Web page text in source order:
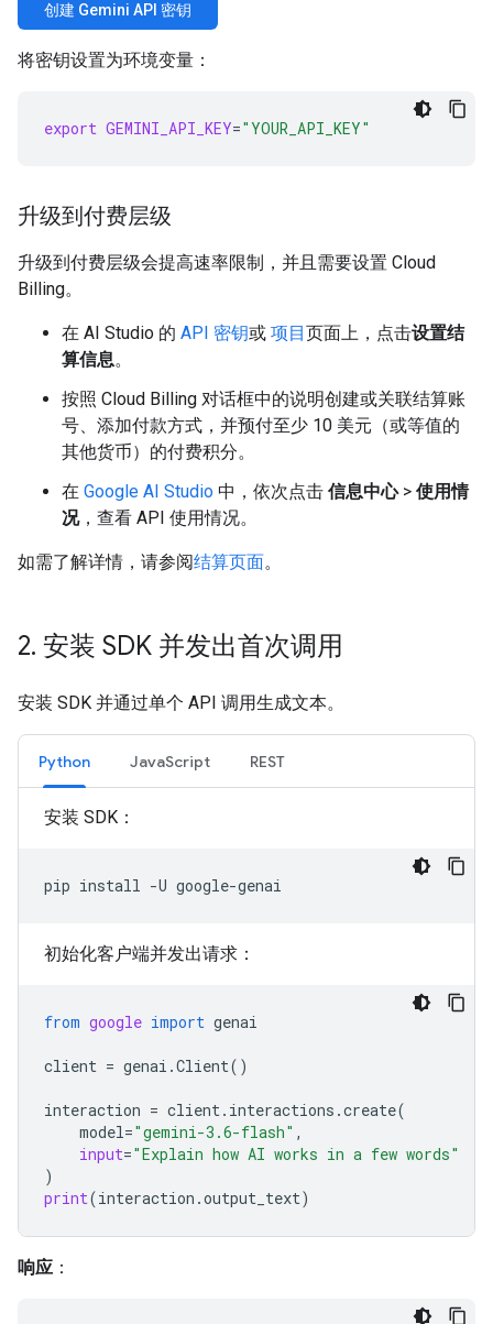
创建 Gemini API 密钥
将密钥设置为环境变量：
export GEMINI_API_KEY="YOUR_API_KEY"
升级到付费层级
升级到付费层级会提高速率限制，并且需要设置 Cloud
Billing。
在 AI Studio 的 API 密钥或 项目页面上，点击设置结
算信息。
按照 Cloud Billing 对话框中的说明创建或关联结算账
号、添加付款方式，并预付至少 10 美元（或等值的
其他货币）的付费积分。
在 Google AI Studio 中，依次点击 信息中心> 使用情
况，查看 API 使用情况。
如需了解详情，请参阅结算页面。
2. 安装 SDK 并发出首次调用
安装 SDK 并通过单个 API 调用生成文本。
Python JavaScript REST
安装 SDK：
pip install -U
初始化客户端并发出请求：
from google import genai
client = genai .Client()
interaction = client. interactions .create(
model="gemini-3.6-flash" ,
input="Explain how AI works in a few words"
)
print(interaction .output_text)
响应 ：